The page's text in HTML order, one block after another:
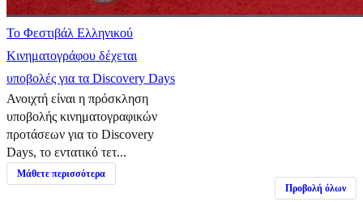
Το Φεστιβάλ Ελληνικού
Κινηματογράφου δέχεται
υποβολές για τα Discovery Days
Ανοιχτή είναι η πρόσκληση
υποβολής κινηματογραφικών
προτάσεων για το Discovery
Days, το εντατικό τετ...
Μάθετε περισσότερα
Προβολή όλων